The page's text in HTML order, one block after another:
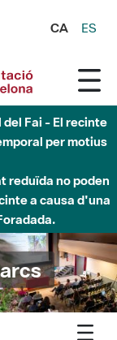
CA ES
Fai - El recinte
per motius
reduïda no poden
a causa d'una